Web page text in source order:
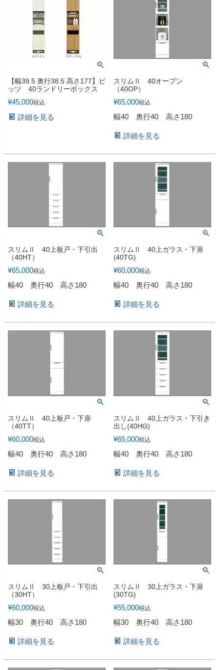
【幅39.5 奥行38.5 高さ177】ビ
ッツ 40ランドリーボックス
¥45,000税込
詳細を見る
スリムⅡ 40オープン
（40OP）
¥65,000税込
幅40 奥行40 高さ180
詳細を見る
スリムⅡ 40上板戸・下引出
（40HT）
¥65,000税込
幅40 奥行40 高さ180
詳細を見る
スリムⅡ 40上ガラス・下扉
(40TG)
¥60,000税込
幅40 奥行40 高さ180
詳細を見る
スリムⅡ 40上板戸・下扉
（40TT）
¥60,000税込
幅40 奥行40 高さ180
詳細を見る
スリムⅡ 40上ガラス・下引き
出し(40HG)
¥65,000税込
幅40 奥行40 高さ180
詳細を見る
スリムⅡ 30上板戸・下引出
（30HT）
¥60,000税込
幅30 奥行40 高さ180
詳細を見る
スリムⅡ 30上ガラス・下扉
(30TG)
¥55,000税込
幅30 奥行40 高さ180
詳細を見る